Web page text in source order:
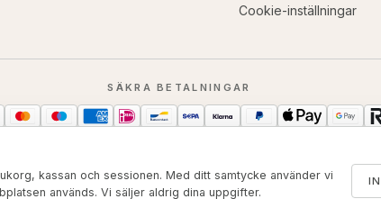
Cookie-inställningar
SÄKRA BETALNINGAR
kassan och sessionen. Med ditt samtycke använder vi
används. Vi säljer aldrig dina uppgifter.